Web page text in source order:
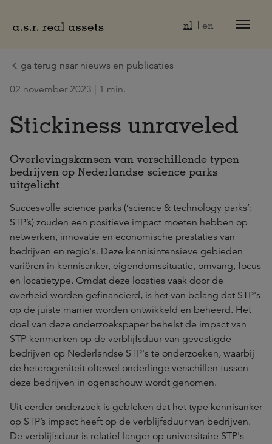
nl en
ga terug naar nieuws en publicaties
02 november 2023 | 1 min.
Stickiness unraveled
Overlevingskansen ​​van verschillende typen
bedrijven op Nederlandse science parks
uitgelicht
Succesvolle science parks (‘science & technology parks’:
STP’s) zouden een positieve impact moeten hebben op
netwerken, innovatie en economische prestaties van
bedrijven en regio's. Deze kennisintensieve gebieden
variëren in kennisanker, eigendomssituatie, omvang, focus
en locatietype. Omdat deze locaties vaak door de
overheid worden gefinancierd, is het van belang dat STP's
op de juiste manier worden ontwikkeld en beheerd. Het
doel van deze onderzoekspaper behelst de impact van
STP-kenmerken op de verblijfsduur van gevestigde
bedrijven op Nederlandse STP's te onderzoeken, waarbij
de heterogeniteit oftewel onderlinge verschillen tussen
deze bedrijven in ogenschouw wordt genomen.
Uit eerder onderzoek is gebleken dat het type kennisanker
op STP’s impact heeft op de verblijfsduur van bedrijven.
De verblijfsduur is relatief langer op universitaire STP's